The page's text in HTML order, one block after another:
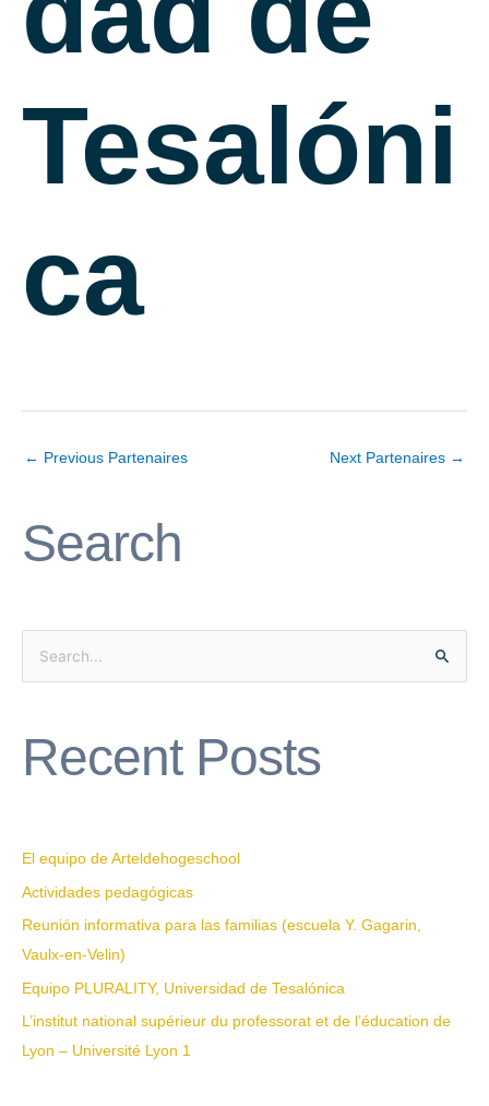
Tesalóni
ca
← Previous Partenaires Next Partenaires →
Search
c
o
r
:
Recent Posts
El equipo de Arteldehogeschool
Actividades pedagógicas
Reunión informativa para las familias (escuela Y. Gagarin,
Vaulx-en-Velin)
Equipo PLURALITY, Universidad de Tesalónica
L’institut national supérieur du professorat et de l’éducation de
Lyon – Université Lyon 1